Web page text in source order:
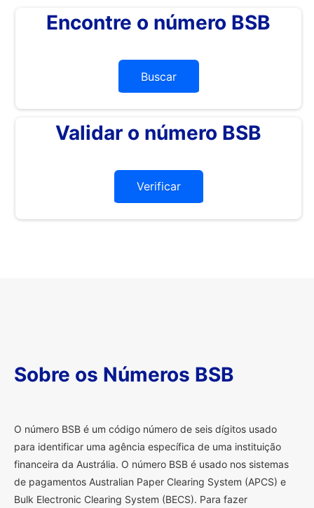
Encontre o número BSB
Buscar
Validar o número BSB
Verificar
Sobre os Números BSB
O número BSB é um código número de seis dígitos usado
para identificar uma agência específica de uma instituição
financeira da Austrália. O número BSB é usado nos sistemas
de pagamentos Australian Paper Clearing System (APCS) e
Bulk Electronic Clearing System (BECS). Para fazer